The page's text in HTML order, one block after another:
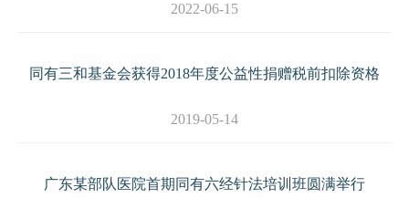
2022-06-15
同有三和基金会获得2018年度公益性捐赠税前扣除资格
2019-05-14
广东某部队医院首期同有六经针法培训班圆满举行